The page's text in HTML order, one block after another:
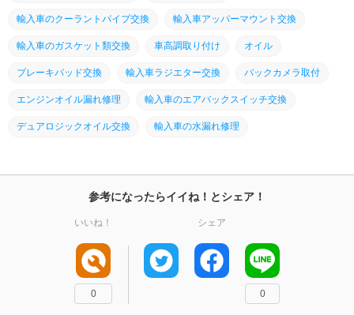
輸入車のクーラントパイプ交換 輸入車アッパーマウント交換
輸入車のガスケット類交換 車高調取り付け オイル
ブレーキパッド交換 輸入車ラジエター交換 バックカメラ取付
エンジンオイル漏れ修理 輸入車のエアバックスイッチ交換
デュアロジックオイル交換 輸入車の水漏れ修理
参考になったらイイね！とシェア！
いいね！
0
シェア
0